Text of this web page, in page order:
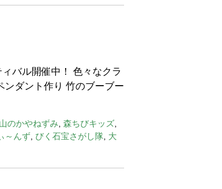
バル開催中！ 色々なクラ
ンダント作り 竹のブーブー
のかやねずみ 森ちびキッズ
～んず びく石宝さがし隊 大